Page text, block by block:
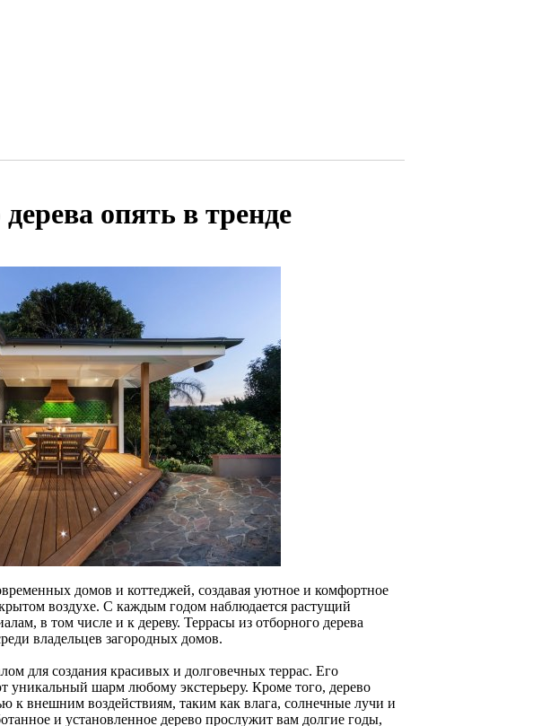
опять в тренде
домов и коттеджей, создавая уютное и комфортное
воздухе. С каждым годом наблюдается растущий
в том числе и к дереву. Террасы из отборного дерева
владельцев загородных домов.
для создания красивых и долговечных террас. Его
уникальный шарм любому экстерьеру. Кроме того, дерево
к внешним воздействиям, таким как влага, солнечные лучи и
и установленное дерево прослужит вам долгие годы,